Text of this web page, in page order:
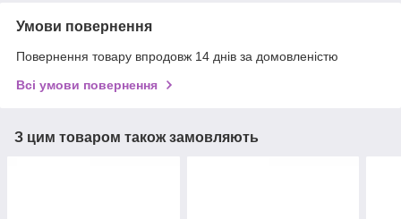
Умови повернення
Повернення товару впродовж 14 днів за домовленістю
Всі умови повернення
З цим товаром також замовляють